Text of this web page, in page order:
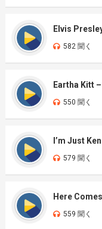
Elvis
582 聞く
Eartha Kitt
550 聞く
579 聞く
Here
559 聞く